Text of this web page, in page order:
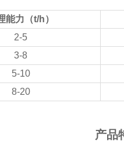
能力（t/h）
2-5
3-8
5-10
8-20
产品